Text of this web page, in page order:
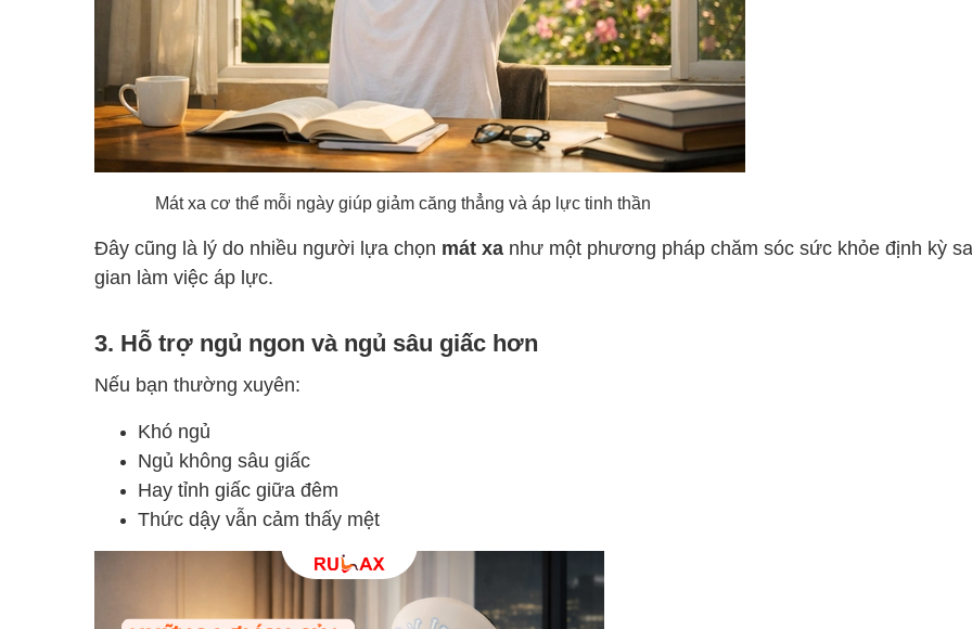
Mát xa cơ thể mỗi ngày giúp giảm căng thẳng và áp lực tinh thần
Đây cũng là lý do nhiều người lựa chọn mát xa như một phương pháp chăm sóc sức khỏe định kỳ
gian làm việc áp lực.
3. Hỗ trợ ngủ ngon và ngủ sâu giấc hơn
Nếu bạn thường xuyên:
Khó ngủ
Ngủ không sâu giấc
Hay tỉnh giấc giữa đêm
Thức dậy vẫn cảm thấy mệt